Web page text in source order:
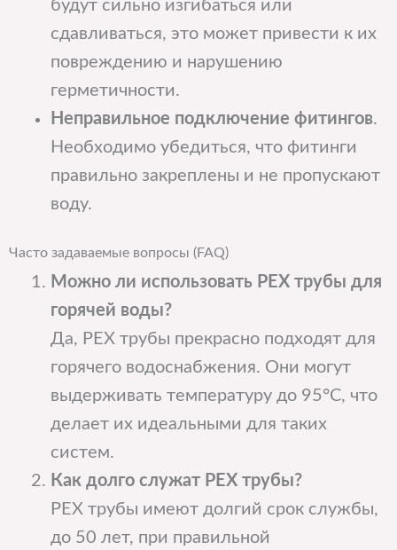
будут сильно изгибаться или
сдавливаться, это может привести к их
повреждению и нарушению
герметичности.
Неправильное подключение фитингов.
Необходимо убедиться, что фитинги
правильно закреплены и не пропускают
воду.
Часто задаваемые вопросы (FAQ)
Можно ли использовать PEX трубы для
горячей воды?
Да, PEX трубы прекрасно подходят для
горячего водоснабжения. Они могут
выдерживать температуру до 95°C, что
делает их идеальными для таких
систем.
Как долго служат PEX трубы?
PEX трубы имеют долгий срок службы,
до 50 лет, при правильной